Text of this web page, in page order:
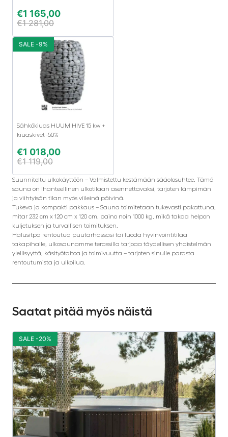
€1 165,00
€1 281,00
Sähkökiuas HUUM HIVE 15 kw +
kiuaskivet -50%
€1 018,00
€1 119,00
SALE -9%
Suunniteltu ulkokäyttöön – Valmistettu kestämään sääolosuhtee. Tämä
sauna on ihanteellinen ulkotilaan asennettavaksi, tarjoten lämpimän
ja viihtyisän tilan myös viileinä päivinä.
Tukeva ja kompakti pakkaus – Sauna toimitetaan tukevasti pakattuna,
mitar 232 cm x 120 cm x 120 cm, paino noin 1000 kg, mikä takaa helpon
kuljetuksen ja turvallisen toimituksen.
Halusitpa rentoutua puutarhassasi tai luoda hyvinvointitilaa
takapihalle, ulkosaunamme terassilla tarjoaa täydellisen yhdistelmän
ylellisyyttä, käsityötaitoa ja toimivuutta – tarjoten sinulle parasta
rentoutumista ja ulkoilua.
Saatat pitää myös näistä
SALE -20%